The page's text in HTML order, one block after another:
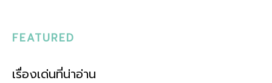
FEATURED
เรื่องเด่นที่น่าอ่าน